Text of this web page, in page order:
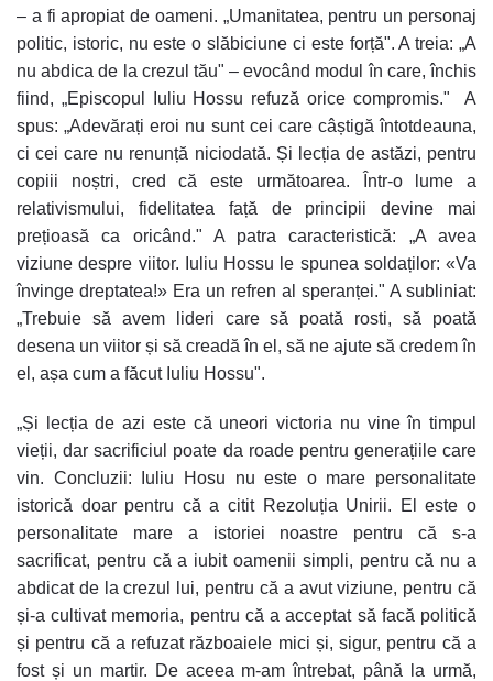
– a fi apropiat de oameni. „Umanitatea, pentru un personaj
politic, istoric, nu este o slăbiciune ci este forță". A treia: „A
nu abdica de la crezul tău" – evocând modul în care, închis
fiind, „Episcopul Iuliu Hossu refuză orice compromis." A
spus: „Adevărați eroi nu sunt cei care câștigă întotdeauna,
ci cei care nu renunță niciodată. Și lecția de astăzi, pentru
copiii noștri, cred că este următoarea. Într-o lume a
relativismului, fidelitatea față de principii devine mai
prețioasă ca oricând." A patra caracteristică: „A avea
viziune despre viitor. Iuliu Hossu le spunea soldaților: «Va
învinge dreptatea!» Era un refren al speranței." A subliniat:
„Trebuie să avem lideri care să poată rosti, să poată
desena un viitor și să creadă în el, să ne ajute să credem în
el, așa cum a făcut Iuliu Hossu".
„Și lecția de azi este că uneori victoria nu vine în timpul
vieții, dar sacrificiul poate da roade pentru generațiile care
vin. Concluzii: Iuliu Hosu nu este o mare personalitate
istorică doar pentru că a citit Rezoluția Unirii. El este o
personalitate mare a istoriei noastre pentru că s-a
sacrificat, pentru că a iubit oamenii simpli, pentru că nu a
abdicat de la crezul lui, pentru că a avut viziune, pentru că
și-a cultivat memoria, pentru că a acceptat să facă politică
și pentru că a refuzat războaiele mici și, sigur, pentru că a
fost și un martir. De aceea m-am întrebat, până la urmă,